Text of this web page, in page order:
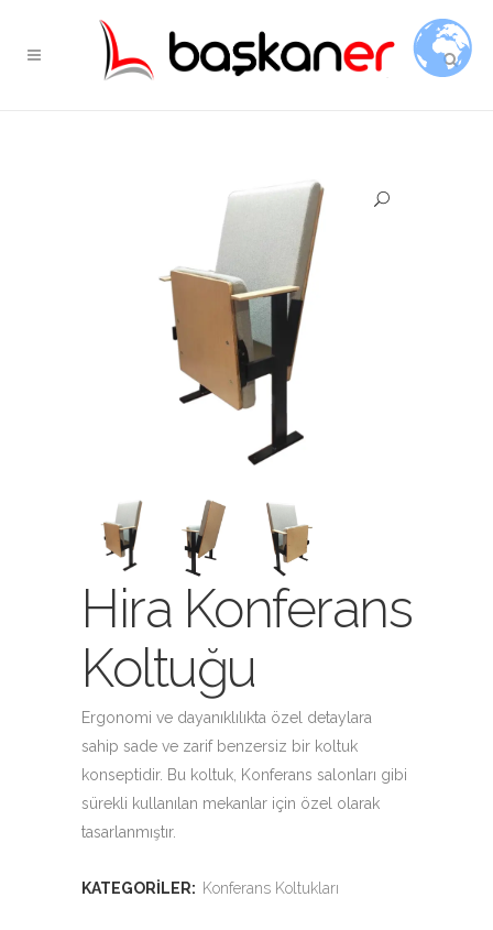
Hira Konferans
Koltuğu
Ergonomi ve dayanıklılıkta özel detaylara
sahip sade ve zarif benzersiz bir koltuk
konseptidir. Bu koltuk, Konferans salonları gibi
sürekli kullanılan mekanlar için özel olarak
tasarlanmıştır.
KATEGORILER: Konferans Koltukları